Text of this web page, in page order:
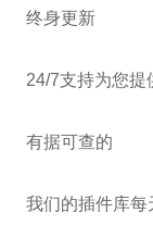
终身更新
24/7支持为您提
有据可查的
我们的插件库